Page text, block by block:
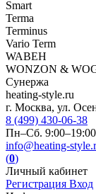
Smart
Terma
Terminus
Vario Term
WABEH
WONZON &
Сунержа
heating-style.ru
г. Москва, ул.
8 (499) 430-06-38
Пн–Сб. 9:00–19:00
info@heating-
(0)
Личный кабинет
Регистрация Вход